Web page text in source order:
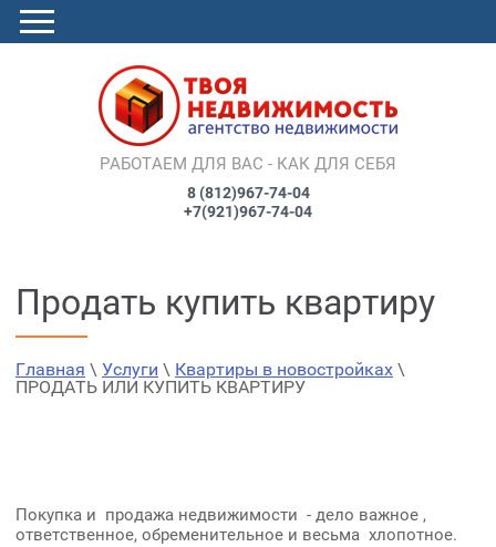
РАБОТАЕМ ДЛЯ ВАС - КАК ДЛЯ СЕБЯ
8 (812)967-74-04
+7(921)967-74-04
Главная Услуги Цены Контакты
Оригиналы отзывов Наши партнеры
Продать купить квартиру
Главная \ Услуги \ Квартиры в новостройках \
ПРОДАТЬ ИЛИ КУПИТЬ КВАРТИРУ
Покупка и продажа недвижимости - дело важное ,
ответственное, обременительное и весьма хлопотное.